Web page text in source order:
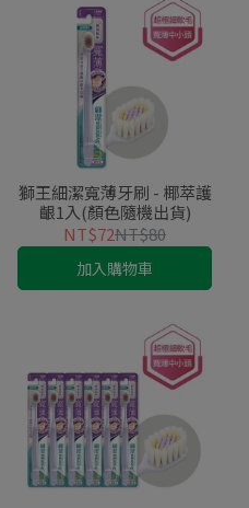
獅王細潔寬薄牙刷 - 椰萃護
齦1入(顏色隨機出貨)
NT$72NT$80
加入購物車